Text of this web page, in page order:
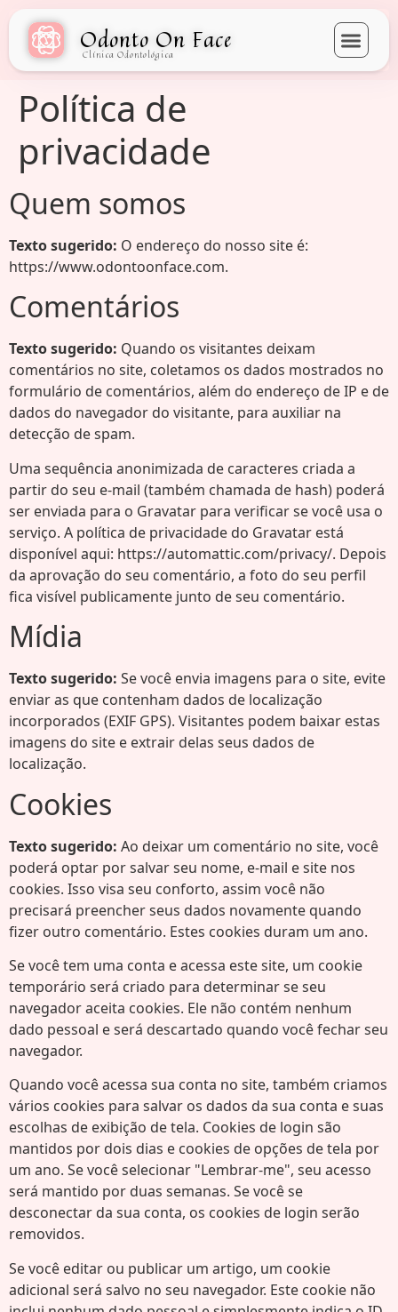
Odonto On Face
Clínica Odontológica
Política de
privacidade
Quem somos
Texto sugerido: O endereço do nosso site é:
https://www.odontoonface.com.
Comentários
Texto sugerido: Quando os visitantes deixam
comentários no site, coletamos os dados mostrados no
formulário de comentários, além do endereço de IP e de
dados do navegador do visitante, para auxiliar na
detecção de spam.
Uma sequência anonimizada de caracteres criada a
partir do seu e-mail (também chamada de hash) poderá
ser enviada para o Gravatar para verificar se você usa o
serviço. A política de privacidade do Gravatar está
disponível aqui: https://automattic.com/privacy/. Depois
da aprovação do seu comentário, a foto do seu perfil
fica visível publicamente junto de seu comentário.
Mídia
Texto sugerido: Se você envia imagens para o site, evite
enviar as que contenham dados de localização
incorporados (EXIF GPS). Visitantes podem baixar estas
imagens do site e extrair delas seus dados de
localização.
Cookies
Texto sugerido: Ao deixar um comentário no site, você
poderá optar por salvar seu nome, e-mail e site nos
cookies. Isso visa seu conforto, assim você não
precisará preencher seus dados novamente quando
fizer outro comentário. Estes cookies duram um ano.
Se você tem uma conta e acessa este site, um cookie
temporário será criado para determinar se seu
navegador aceita cookies. Ele não contém nenhum
dado pessoal e será descartado quando você fechar seu
navegador.
Quando você acessa sua conta no site, também criamos
vários cookies para salvar os dados da sua conta e suas
escolhas de exibição de tela. Cookies de login são
mantidos por dois dias e cookies de opções de tela por
um ano. Se você selecionar "Lembrar-me", seu acesso
será mantido por duas semanas. Se você se
desconectar da sua conta, os cookies de login serão
removidos.
Se você editar ou publicar um artigo, um cookie
adicional será salvo no seu navegador. Este cookie não